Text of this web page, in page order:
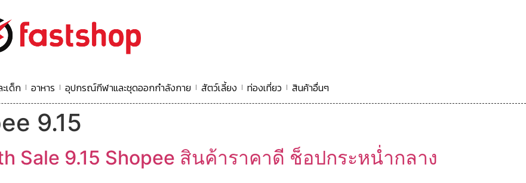
เด็ก อาหาร อุปกรณ์กีฬาและชุดออกกำลังกาย สัตว์เลี้ยง ท่องเที่ยว สินค้าอื่นๆ
9.15
Sale 9.15 Shopee สินค้าราคาดี ช็อปกระหน่ำกลาง